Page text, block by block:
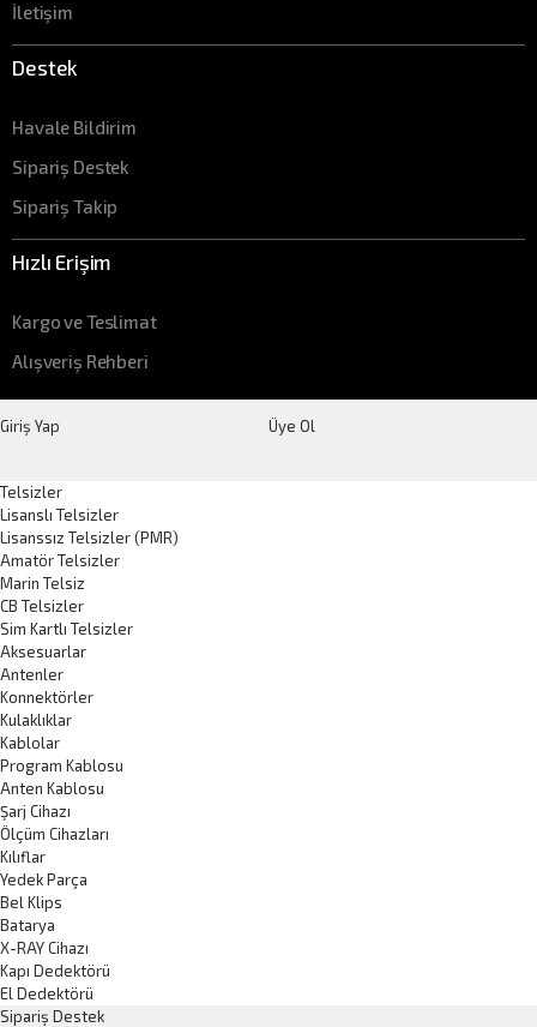
İletişim
Destek
Havale Bildirim
Sipariş Destek
Sipariş Takip
Hızlı Erişim
Kargo ve Teslimat
Alışveriş Rehberi
Giriş Yap Üye Ol
Telsizler
Lisanslı Telsizler
Lisanssız Telsizler (PMR)
Amatör Telsizler
Marin Telsiz
CB Telsizler
Sim Kartlı Telsizler
Aksesuarlar
Antenler
Konnektörler
Kulaklıklar
Kablolar
Program Kablosu
Anten Kablosu
Şarj Cihazı
Ölçüm Cihazları
Kılıflar
Yedek Parça
Bel Klips
Batarya
X-RAY Cihazı
Kapı Dedektörü
El Dedektörü
Sipariş Destek